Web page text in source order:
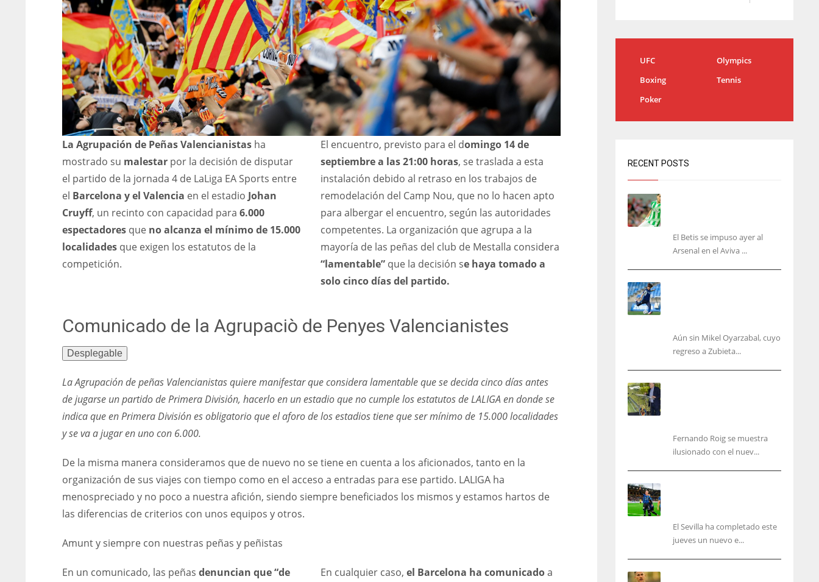
La Agrupación de Peñas Valencianistas ha
mostrado su malestar por la decisión de disputar
el partido de la jornada 4 de LaLiga EA Sports entre
el Barcelona y el Valencia en el estadio Johan
Cruyff, un recinto con capacidad para 6.000
espectadores que no alcanza el mínimo de 15.000
localidades que exigen los estatutos de la
competición.
El encuentro, previsto para el domingo 14 de
septiembre a las 21:00 horas, se traslada a esta
instalación debido al retraso en los trabajos de
remodelación del Camp Nou, que no lo hacen apto
para albergar el encuentro, según las autoridades
competentes. La organización que agrupa a la
mayoría de las peñas del club de Mestalla considera
“lamentable” que la decisión se haya tomado a
solo cinco días del partido.
Comunicado de la Agrupaciò de Penyes Valencianistes
Desplegable
La Agrupación de peñas Valencianistas quiere manifestar que considera lamentable que se decida cinco días antes
de jugarse un partido de Primera División, hacerlo en un estadio que no cumple los estatutos de LALIGA en donde se
indica que en Primera División es obligatorio que el aforo de los estadios tiene que ser mínimo de 15.000 localidades
y se va a jugar en uno con 6.000.
De la misma manera consideramos que de nuevo no se tiene en cuenta a los aficionados, tanto en la
organización de sus viajes con tiempo como en el acceso a entradas para ese partido. LALIGA ha
menospreciado y no poco a nuestra afición, siendo siempre beneficiados los mismos y estamos hartos de
las diferencias de criterios con unos equipos y otros.
Amunt y siempre con nuestras peñas y peñistas
En un comunicado, las peñas denuncian que “de
En cualquier caso, el Barcelona ha comunicadoa
UFC
Olympics
Boxing
Tennis
Poker
RECENT POSTS
El Betis se impuso ayer al
Arsenal en el Aviva ...
Aún sin Mikel Oyarzabal, cuyo
regreso a Zubieta...
Fernando Roig se muestra
ilusionado con el nuev...
El Sevilla ha completado este
jueves un nuevo e...